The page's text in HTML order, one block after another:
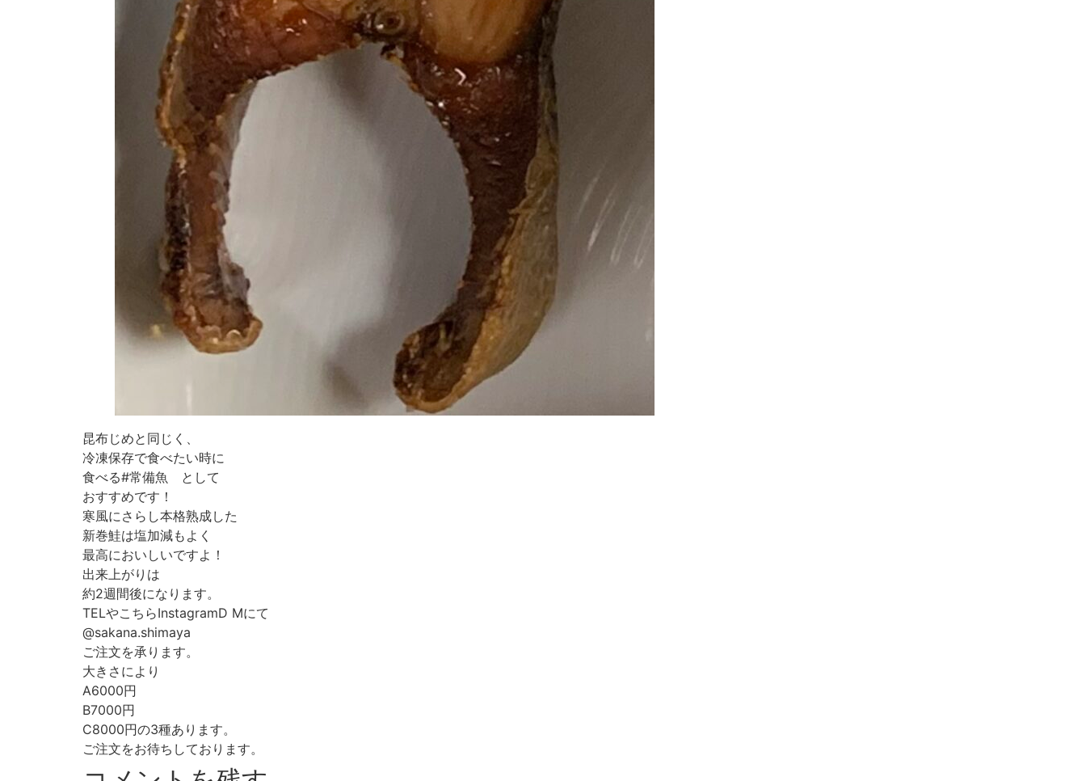
昆布じめと同じく、
冷凍保存で食べたい時に
食べる#常備魚 として
おすすめです！
寒風にさらし本格熟成した
新巻鮭は塩加減もよく
最高においしいですよ！
出来上がりは
約2週間後になります。
TELやこちらInstagramD Mにて
@sakana.shimaya
ご注文を承ります。
大きさにより
A6000円
B7000円
C8000円の3種あります。
ご注文をお待ちしております。